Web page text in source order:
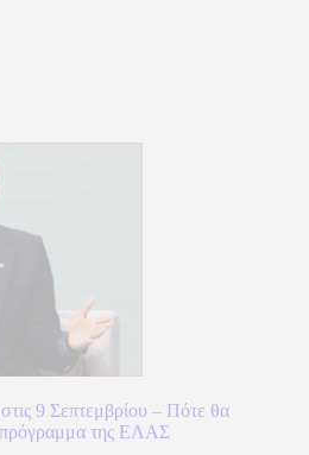
9 Σεπτεμβρίου – Πότε θα
πρόγραμμα της ΕΛΑΣ